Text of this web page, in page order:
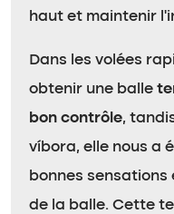
haut et maintenir
Dans les volées
obtenir une balle
bon contrôle,
víbora, elle nous a
bonnes
de la balle. Cette